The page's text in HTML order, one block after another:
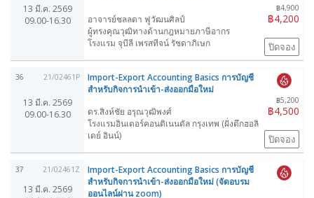
13 มี.ค. 2569
09.00-16.30
฿4,900
฿4,200
อาจารย์ชลลดา ฟูวัฒนศิลป์
ผู้ทรงคุณวุฒิทางด้านกฎหมายภาษีอากร
โรงแรม จุบีลี เพรสทีจน์ รัชดาภิเษก
ปิดจอง
36 21/02461P
13 มี.ค. 2569
09.00-16.30
Import-Export Accounting Basics การบัญชี
สำหรับกิจการนำเข้า-ส่งออกมือใหม่
฿5,200
฿4,500
ดร.สิงห์ชัย อรุณวุฒิพงศ์
โรงแรมอินเตอร์คอนติเนนตัล กรุงเทพ (ฝั่งตึกฮอลิ
เดย์ อินน์)
ปิดจอง
37 21/02461Z
13 มี.ค. 2569
Import-Export Accounting Basics การบัญชี
สำหรับกิจการนำเข้า-ส่งออกมือใหม่ (จัดอบรม
ออนไลน์ผ่าน zoom)